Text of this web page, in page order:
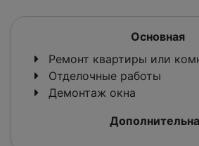
Основная
Ремонт квартиры или
Отделочные работы
Демонтаж окна